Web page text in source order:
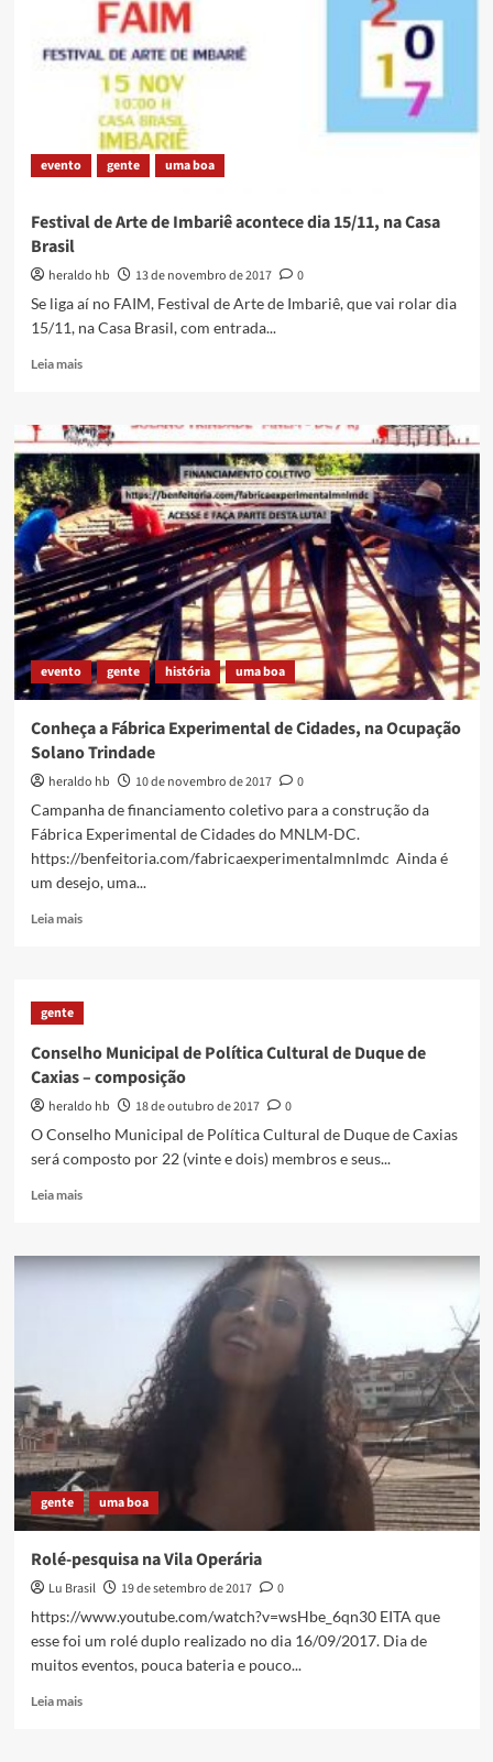
evento gente uma boa
Festival de Arte de Imbariê acontece dia 15/11, na Casa
Brasil
heraldo hb 13 de novembro de 2017
0
Se liga aí no FAIM, Festival de Arte de Imbariê, que vai rolar dia
15/11, na Casa Brasil, com entrada...
Leia maisRead
Festival
de
Arte
de
Imbariê
acontece
dia
15/11,
na
Casa
Brasil
evento gente história uma boa
Conheça a Fábrica Experimental de Cidades, na Ocupação
Solano Trindade
heraldo hb 10 de novembro de 2017
0
Campanha de financiamento coletivo para a construção da
Fábrica Experimental de Cidades do MNLM-DC.
https://benfeitoria.com/fabricaexperimentalmnlmdc Ainda é
um desejo, uma...
Leia maisRead
a
de
Cidades,
na
Solano
Trindade
gente
Conselho Municipal de Política Cultural de Duque de
Caxias – composição
heraldo hb 18 de outubro de 2017
0
O Conselho Municipal de Política Cultural de Duque de Caxias
será composto por 22 (vinte e dois) membros e seus...
Leia maisRead
Conselho
Municipal
Caxias
composição
gente uma boa
Rolé-pesquisa na Vila Operária
Lu Brasil 19 de setembro de 2017
0
https://www.youtube.com/watch?v=wsHbe_6qn30 EITA que
esse foi um rolé duplo realizado no dia 16/09/2017. Dia de
muitos eventos, pouca bateria e pouco...
Leia maisRead